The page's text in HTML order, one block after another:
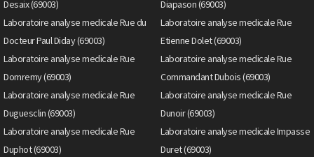
Desaix (69003)
Diapason (69003)
Laboratoire analyse medicale Rue du
Docteur Paul Diday (69003)
Laboratoire analyse medicale Rue
Etienne Dolet (69003)
Laboratoire analyse medicale Rue
Domremy (69003)
Laboratoire analyse medicale Rue
Commandant Dubois (69003)
Laboratoire analyse medicale Rue
Duguesclin (69003)
Laboratoire analyse medicale Rue
Dunoir (69003)
Laboratoire analyse medicale Rue
Duphot (69003)
Laboratoire analyse medicale Impasse
Duret (69003)